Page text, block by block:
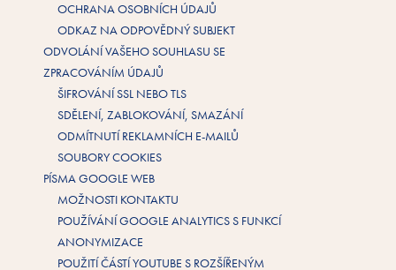
OCHRANA OSOBNÍCH ÚDAJŮ
ODKAZ NA ODPOVĚDNÝ SUBJEKT
ODVOLÁNÍ VAŠEHO SOUHLASU SE
ZPRACOVÁNÍM ÚDAJŮ
ŠIFROVÁNÍ SSL NEBO TLS
SDĚLENÍ, ZABLOKOVÁNÍ, SMAZÁNÍ
ODMÍTNUTÍ REKLAMNÍCH E-MAILŮ
SOUBORY COOKIES
PÍSMA GOOGLE WEB
MOŽNOSTI KONTAKTU
POUŽÍVÁNÍ GOOGLE ANALYTICS S FUNKCÍ
ANONYMIZACE
POUŽITÍ ČÁSTÍ YOUTUBE S ROZŠÍŘENÝM